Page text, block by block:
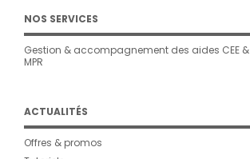
NOS SERVICES
Gestion & accompagnement des aides CEE &
MPR
ACTUALITÉS
Offres & promos